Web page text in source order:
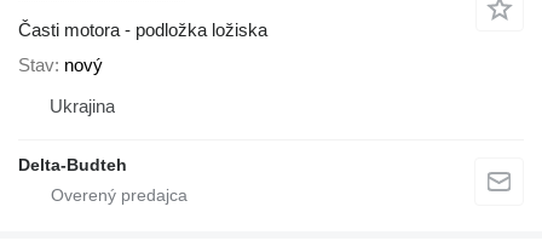
Časti motora - podložka ložiska
Stav nový
Ukrajina
Delta-Budteh